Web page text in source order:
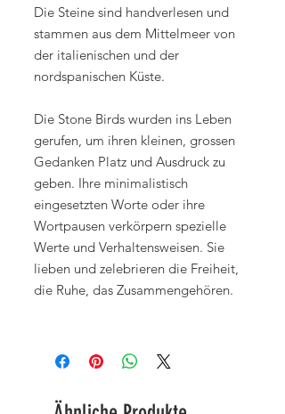
Die Steine sind handverlesen und
stammen aus dem Mittelmeer von
der italienischen und der
nordspanischen Küste.
Die Stone Birds wurden ins Leben
gerufen, um ihren kleinen, grossen
Gedanken Platz und Ausdruck zu
geben. Ihre minimalistisch
eingesetzten Worte oder ihre
Wortpausen verkörpern spezielle
Werte und Verhaltensweisen. Sie
lieben und zelebrieren die Freiheit,
die Ruhe, das Zusammengehören.